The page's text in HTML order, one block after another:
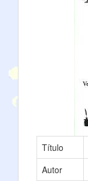
Título
Autor